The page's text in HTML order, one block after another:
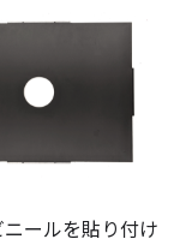
ールを貼り付け